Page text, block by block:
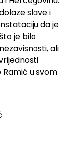
slave i
da je
je bilo
ali
Ramić u svom